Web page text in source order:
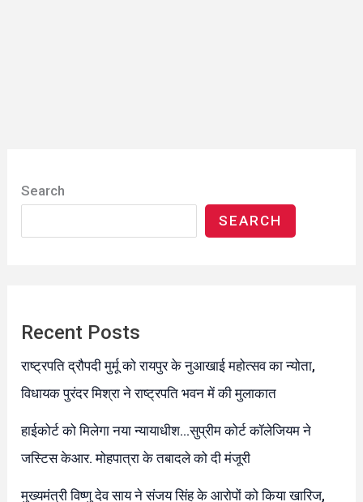
Search
SEARCH
Recent Posts
राष्ट्रपति द्रौपदी मुर्मू को रायपुर के नुआखाई महोत्सव का न्योता,
विधायक पुरंदर मिश्रा ने राष्ट्रपति भवन में की मुलाकात
हाईकोर्ट को मिलेगा नया न्यायाधीश…सुप्रीम कोर्ट कॉलेजियम ने
जस्टिस केआर. मोहपात्रा के तबादले को दी मंजूरी
मुख्यमंत्री विष्णु देव साय ने संजय सिंह के आरोपों को किया खारिज,